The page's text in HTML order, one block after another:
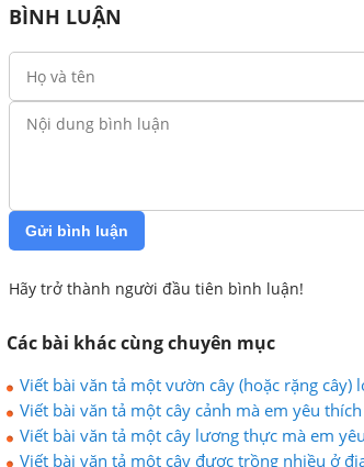
BÌNH LUẬN
Gửi bình luận
Hãy trở thành người đầu tiên bình luận!
Các bài khác cùng chuyên mục
Viết bài văn tả một vườn cây (hoặc rặng cây)
Viết bài văn tả một cây cảnh mà em yêu
Viết bài văn tả một cây lương thực mà em
Viết bài văn tả một cây được trồng nhiều ở